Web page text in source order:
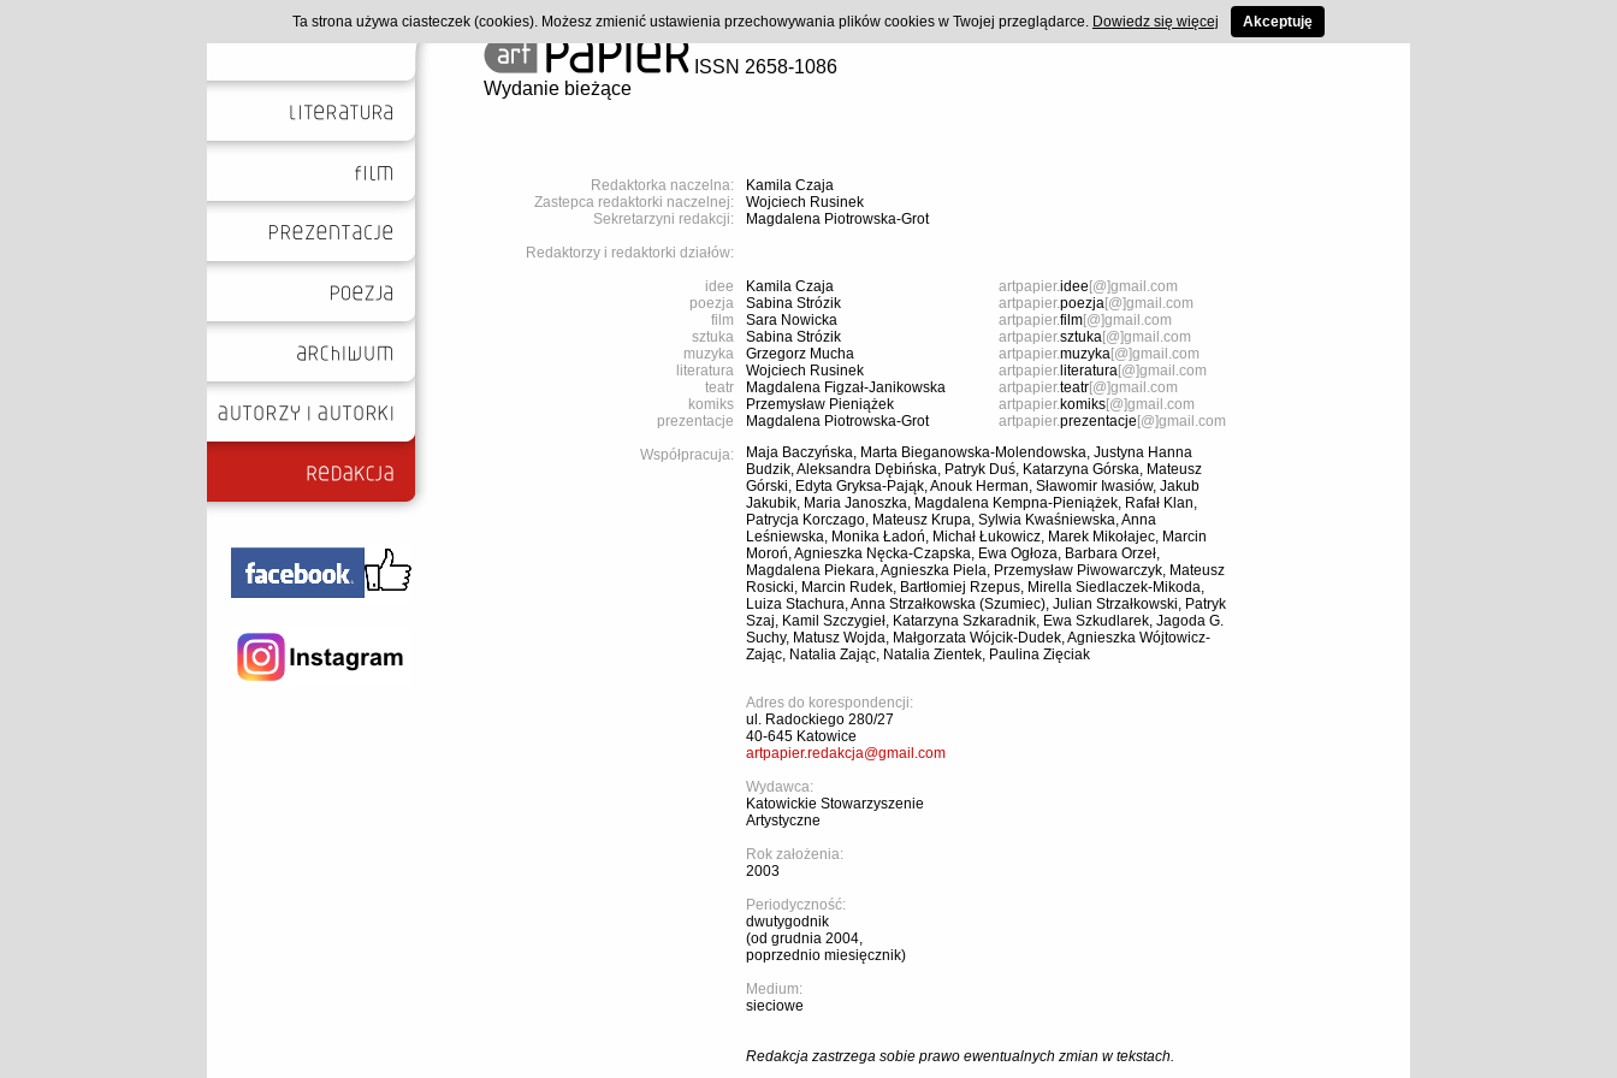
ISSN 2658-1086
Wydanie bieżące
Redaktorka naczelna:
Zastepca redaktorki naczelnej:
Sekretarzyni redakcji:
Redaktorzy i redaktorki działów:
idee
poezja
film
sztuka
muzyka
literatura
teatr
komiks
prezentacje
Współpracuja:
Kamila Czaja
Wojciech Rusinek
Magdalena Piotrowska-Grot
Kamila Czaja
Sabina Strózik
Sara Nowicka
Sabina Strózik
Grzegorz Mucha
Wojciech Rusinek
Magdalena Figzał-Janikowska
Przemysław Pieniążek
Magdalena Piotrowska-Grot
artpapier.idee [@]gmail.com
artpapier.poezja[@]gmail.com
artpapier.film[@]gmail.com
artpapier.sztuka[@]gmail.com
artpapier.muzyka[@]gmail.com
artpapier. literatura[@]gmail.com
artpapier.teatr[@]gmail.com
artpapier.komiks[@]gmail.com
artpapier.prezentacje [@]gmail.com
Maja Baczyńska, Marta Bieganowska-Molendowska, Justyna Hanna
Budzik, Aleksandra Dębińska, Patryk Duś, Katarzyna Górska, Mateusz
Górski, Edyta Gryksa-Pająk, Anouk Herman, Sławomir Iwasiów, Jakub
Jakubik, Maria Janoszka, Magdalena Kempna-Pieniążek, Rafał Klan,
Patrycja Korczago, Mateusz Krupa, Sylwia Kwaśniewska, Anna
Leśniewska, Monika Ładoń, Michał Łukowicz, Marek Mikołajec, Marcin
Moroń, Agnieszka Nęcka-Czapska, Ewa Ogłoza, Barbara Orzeł,
Magdalena Piekara, Agnieszka Piela, Przemysław Piwowarczyk, Mateusz
Rosicki, Marcin Rudek, Bartłomiej Rzepus, Mirella Siedlaczek-Mikoda,
Luiza Stachura, Anna Strzałkowska (Szumiec), Julian Strzałkowski, Patryk
Szaj, Kamil Szczygieł, Katarzyna Szkaradnik, Ewa Szkudlarek, Jagoda G.
Suchy, Matusz Wojda, Małgorzata Wójcik-Dudek, Agnieszka Wójtowicz-
Zając, Natalia Zając, Natalia Zientek, Paulina Zięciak
Adres do korespondencji:
ul. Radockiego 280/27
40-645 Katowice
artpapier.redakcja@gmail.com
Wydawca:
Katowickie Stowarzyszenie
Artystyczne
Rok założenia:
2003
Periodyczność:
dwutygodnik
(od grudnia 2004,
poprzednio miesięcznik)
Medium:
sieciowe
Redakcja zastrzega sobie prawo ewentualnych zmian w tekstach.
Ta strona używa ciasteczek (cookies). Możesz zmienić ustawienia przechowywania plików cookies w Twojej przeglądarce. Dowiedz się więcej Akceptuję